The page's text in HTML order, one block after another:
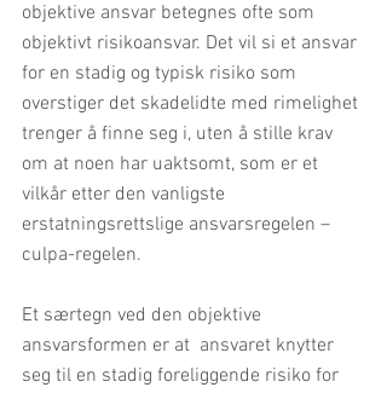
objektive ansvar betegnes ofte som
objektivt risikoansvar. Det vil si et ansvar
for en stadig og typisk risiko som
overstiger det skadelidte med rimelighet
trenger å finne seg i, uten å stille krav
om at noen har uaktsomt, som er et
vilkår etter den vanligste
erstatningsrettslige ansvarsregelen –
culpa-regelen.
Et særtegn ved den objektive
ansvarsformen er at  ansvaret knytter
seg til en stadig foreliggende risiko for